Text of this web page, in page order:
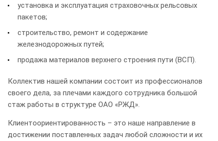
установка и эксплуатация страховочных рельсовых
пакетов;
строительство, ремонт и содержание
железнодорожных путей;
продажа материалов верхнего строения пути (ВСП).
Коллектив нашей компании состоит из профессионалов
своего дела, за плечами каждого сотрудника большой
стаж работы в структуре ОАО «РЖД».
Клиентоориентированность – это наше направление в
достижении поставленных задач любой сложности и их